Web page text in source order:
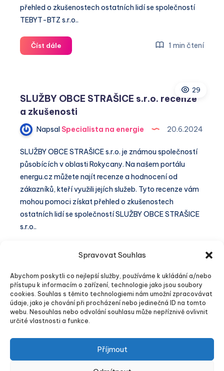
Spravovat Souhlas
Abychom poskytli co nejlepší služby, používáme k ukládání a/nebo
přístupu k informacím o zařízení, technologie jako jsou soubory
cookies. Souhlas s těmito technologiemi nám umožní zpracovávat
údaje, jako je chování při procházení nebo jedinečná ID na tomto
webu. Nesouhlas nebo odvolání souhlasu může nepříznivě ovlivnit
určité vlastnosti a funkce.
Příjmout
přehled o zkušenostech ostatních lidí se společností
TEBYT-BTZ s.r.o..
Číst dáleTEBYT-
BTZ
zkušenosti
1 min čtení
29
SLUŽBY OBCE STRAŠICE s.r.o. recenze
a zkušenosti
Napsal Specialista na energie 20.6.2024
SLUŽBY OBCE STRAŠICE s.r.o. je známou společností
působících v oblasti Rokycany. Na našem portálu
energu.cz můžete najít recenze a hodnocení od
zákazníků, kteří využili jejích služeb. Tyto recenze vám
mohou pomoci získat přehled o zkušenostech
ostatních lidí se společností SLUŽBY OBCE STRAŠICE
s.r.o..
SLUŽBY
STRAŠICE
s.r.o.
recenze
a
zkušenosti
Stránka 1 z 1